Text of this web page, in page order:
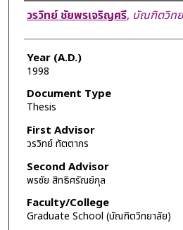
Author
วรวิทย์ ชัยพรเจริญศรี, บัณฑิตวิท
Year (A.D.)
1998
Document Type
Thesis
First Advisor
วรวิทย์ ทัตตากร
Second Advisor
พรชัย สิทธิศรัณย์กุล
Faculty/College
Graduate School (บัณฑิตวิทยาลัย)